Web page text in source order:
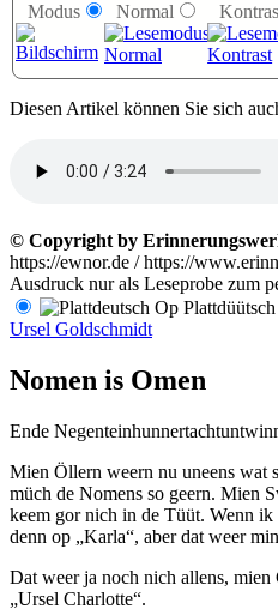
Modus
Normal
Diesen Artikel können Sie sich
© Copyright by
https://ewnor.de / https://
Ausdruck nur als Leseprobe zum
Op
Ursel Goldschmidt
Nomen is Omen
Ende
Mien Öllern weern nu uneens wat
müch de Nomens so geern. Mien
keem gor nich in de Tüüt. Wenn
denn op
Karla , aber dat weer
Dat weer ja noch nich allens, mien
Ursel Charlotte .